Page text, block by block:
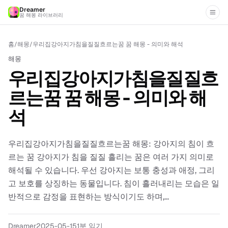
Dreamer
꿈 해몽 라이브러리
홈/해몽/우리집강아지가침을질질흐르는꿈 꿈 해몽 - 의미와 해석
해몽
우리집강아지가침을질질흐
르는꿈 꿈 해몽 - 의미와 해
석
우리집강아지가침을질질흐르는꿈 해몽: 강아지의 침이 흐
르는 꿈 강아지가 침을 질질 흘리는 꿈은 여러 가지 의미로
해석될 수 있습니다. 우선 강아지는 보통 충성과 애정, 그리
고 보호를 상징하는 동물입니다. 침이 흘러내리는 모습은 일
반적으로 감정을 표현하는 방식이기도 하며,...
Dreamer2025-05-151분 읽기